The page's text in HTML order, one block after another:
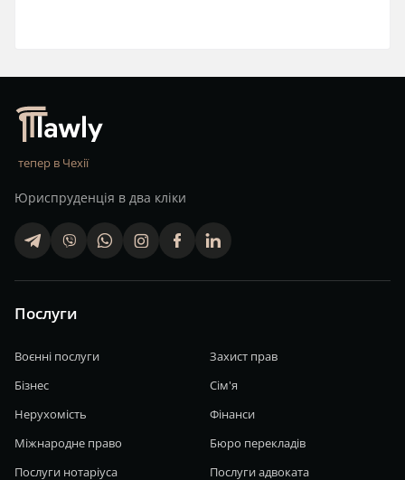
тепер в Чехії
Юриспруденція в два кліки
telegram viber whatsapp finstagram facebook linkedin
Послуги
Воєнні послуги
Захист прав
Бізнес
Сім'я
Нерухомість
Фінанси
Міжнародне право
Бюро перекладів
Послуги нотаріуса
Послуги адвоката